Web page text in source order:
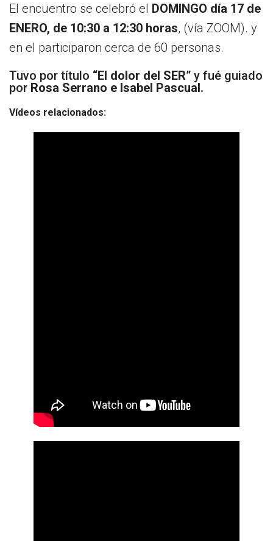
Socios Colaboradores
Colaboramos con
Formaciones
Nuestra propuesta de formación
Realizadas
El encuentro se celebró el DOMINGO día 17 de
ENERO, de 10:30 a 12:30 horas, (vía ZOOM). y
en el participaron cerca de 60 personas.
Tuvo por título “El dolor del SER” y fué guiado
por Rosa Serrano e Isabel Pascual.
Vídeos relacionados: